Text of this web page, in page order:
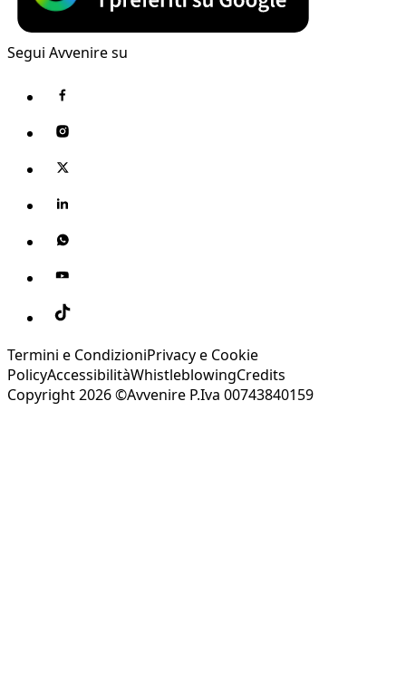
Segui Avvenire su
Termini e CondizioniPrivacy e Cookie
PolicyAccessibilitàWhistleblowingCredits
Copyright 2026 ©Avvenire P.Iva 00743840159